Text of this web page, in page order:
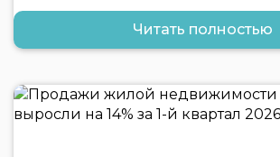
Читать полностью